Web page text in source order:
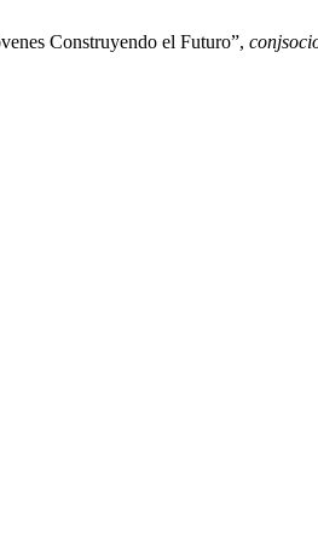
Construyendo el Futuro”,